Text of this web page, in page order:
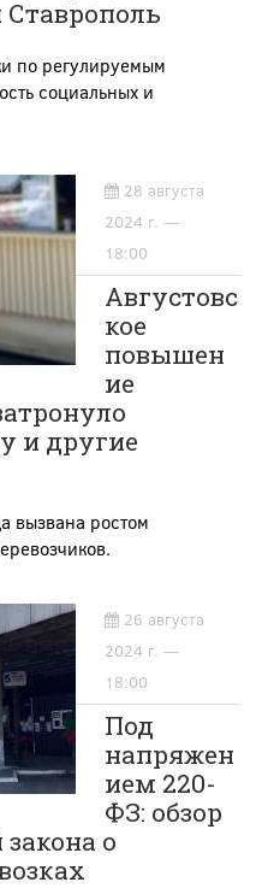
по регулируемым
социальных и
28 августа
2024 г. —
18:00
Августовс
кое
повышен
ие
и другие
вызвана ростом
26 августа
2024 г. —
18:00
Под
напряжен
ием 220-
ФЗ: обзор
о